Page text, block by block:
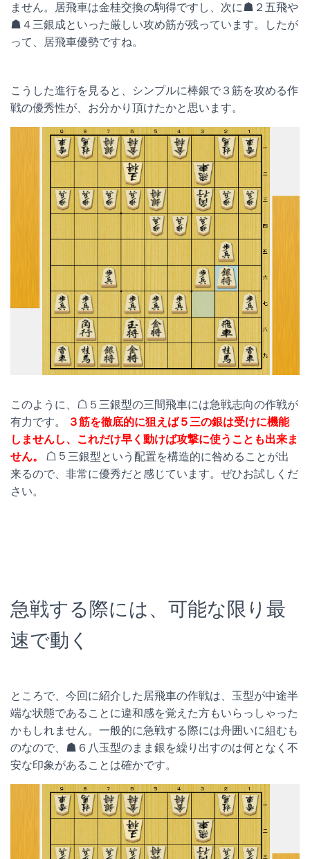
ません。居飛車は金桂交換の駒得ですし、次に☗２五飛や
☗４三銀成といった厳しい攻め筋が残っています。したが
って、居飛車優勢ですね。
こうした進行を見ると、シンプルに棒銀で３筋を攻める作
戦の優秀性が、お分かり頂けたかと思います。
このように、☖５三銀型の三間飛車には急戦志向の作戦が
有力です。
３筋を徹底的に狙えば５三の銀は受けに機能
しませんし、これだけ早く動けば攻撃に使うことも出来ま
せん。
☖５三銀型という配置を構造的に咎めることが出
来るので、非常に優秀だと感じています。ぜひお試しくだ
さい。
急戦する際には、可能な限り最
速で動く
ところで、今回に紹介した居飛車の作戦は、玉型が中途半
端な状態であることに違和感を覚えた方もいらっしゃった
かもしれません。一般的に急戦する際には舟囲いに組むも
のなので、☗６八玉型のまま銀を繰り出すのは何となく不
安な印象があることは確かです。